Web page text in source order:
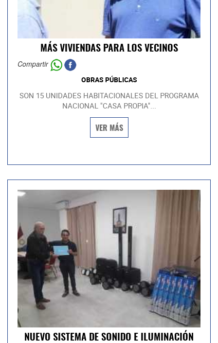
MÁS VIVIENDAS PARA LOS VECINOS
Compartir
OBRAS PÚBLICAS
SON 15 UNIDADES HABITACIONALES DEL PROGRAMA
NACIONAL "CASA PROPIA"...
VER MÁS
NUEVO SISTEMA DE SONIDO E ILUMINACIÓN